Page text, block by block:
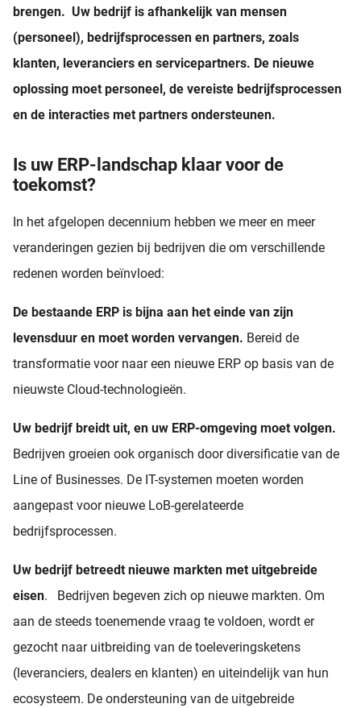
brengen. Uw bedrijf is afhankelijk van mensen
(personeel), bedrijfsprocessen en partners, zoals
klanten, leveranciers en servicepartners. De nieuwe
oplossing moet personeel, de vereiste bedrijfsprocessen
en de interacties met partners ondersteunen.
Is uw ERP-landschap klaar voor de
toekomst?
In het afgelopen decennium hebben we meer en meer
veranderingen gezien bij bedrijven die om verschillende
redenen worden beïnvloed:
De bestaande ERP is bijna aan het einde van zijn
levensduur en moet worden vervangen. Bereid de
transformatie voor naar een nieuwe ERP op basis van de
nieuwste Cloud-technologieën.
Uw bedrijf breidt uit, en uw ERP-omgeving moet volgen.
Bedrijven groeien ook organisch door diversificatie van de
Line of Businesses. De IT-systemen moeten worden
aangepast voor nieuwe LoB-gerelateerde
bedrijfsprocessen.
Uw bedrijf betreedt nieuwe markten met uitgebreide
eisen. Bedrijven begeven zich op nieuwe markten. Om
aan de steeds toenemende vraag te voldoen, wordt er
gezocht naar uitbreiding van de toeleveringsketens
(leveranciers, dealers en klanten) en uiteindelijk van hun
ecosysteem. De ondersteuning van de uitgebreide